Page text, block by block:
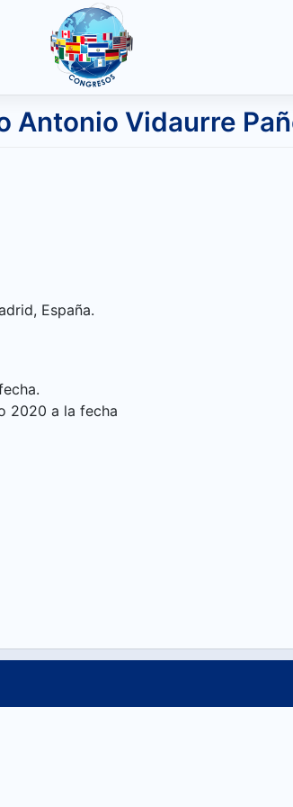
Antonio Vidaurre
España.
2020 a la fecha